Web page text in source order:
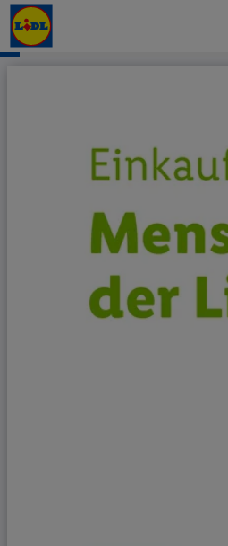
Positionspapier -